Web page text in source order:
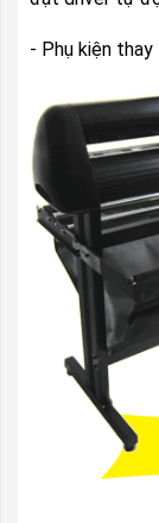
- Phụ kiện